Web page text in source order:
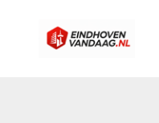
eindhovenvandaag.nl